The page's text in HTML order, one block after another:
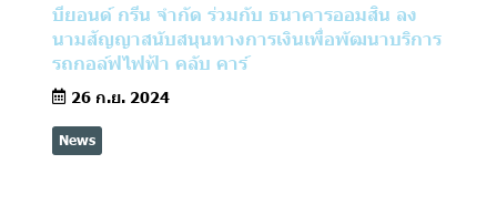
บียอนด์ กรีน จำกัด ร่วมกับ ธนาคารออมสิน ลง
นามสัญญาสนับสนุนทางการเงินเพื่อพัฒนาบริการ
รถกอล์ฟไฟฟ้า คลับ คาร์
26 ก.ย. 2024
News